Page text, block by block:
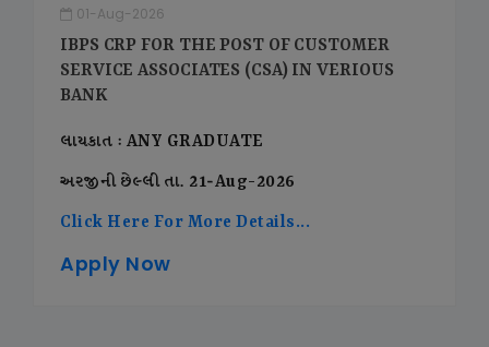
01-Aug-2026
IBPS CRP FOR THE POST OF CUSTOMER
SERVICE ASSOCIATES (CSA) IN VERIOUS
BANK
લાયકાત : ANY GRADUATE
અરજીની છેલ્લી તા. 21-Aug-2026
Click Here For More Details...
Apply Now